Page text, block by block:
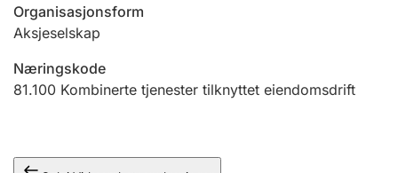
Ektepaktveileder
Offentlig sektor
Organisasjonsform
Aksjeselskap
Næringskode
81.100 Kombinerte tjenester tilknyttet eiendomsdrift